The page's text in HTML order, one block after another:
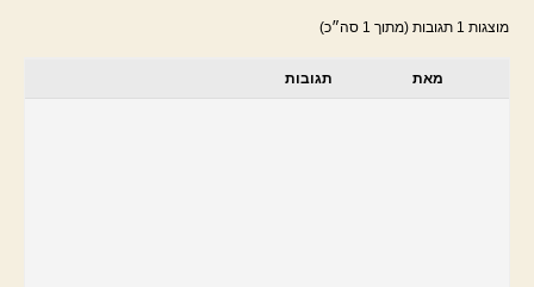
מוצגות 1 תגובות (מתוך 1 סה״כ)
מאת תגובות